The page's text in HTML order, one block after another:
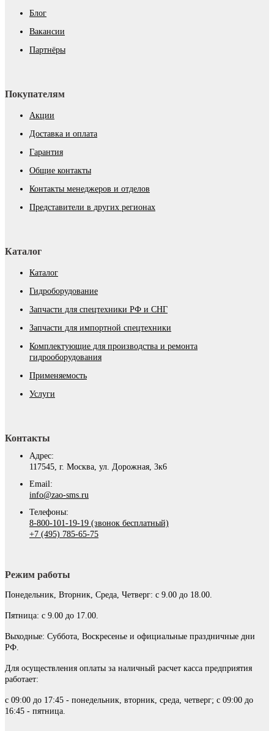
Блог
Вакансии
Партнёры
Покупателям
Акции
Доставка и оплата
Гарантия
Общие контакты
Контакты менеджеров и отделов
Представители в других регионах
Каталог
Каталог
Гидроборудование
Запчасти для спецтехники РФ и СНГ
Запчасти для импортной спецтехники
Комплектующие для производства и ремонта
гидрооборудования
Применяемость
Услуги
Контакты
Адрес:
117545, г. Москва, ул. Дорожная, 3к6
Email:
info@zao-sms.ru
Телефоны:
8-800-101-19-19 (звонок бесплатный)
+7 (495) 785-65-75
Режим работы
Понедельник, Вторник, Среда, Четверг: с 9.00 до 18.00.
Пятница: с 9.00 до 17.00.
Выходные: Суббота, Воскресенье и официальные праздничные дни
РФ.
Для осуществления оплаты за наличный расчет касса предприятия
работает:
с 09:00 до 17:45 - понедельник, вторник, среда, четверг; с 09:00 до
16:45 - пятница.